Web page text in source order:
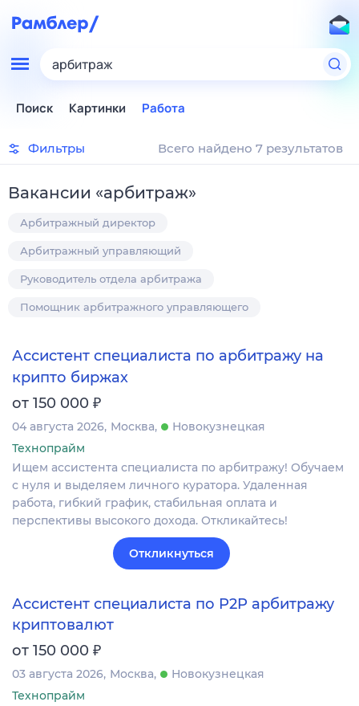
арбитраж
Поиск Картинки Работа
Фильтры Всего найдено 7 результатов
Вакансии «арбитраж»
Арбитражный директор
Арбитражный управляющий
Руководитель отдела арбитража
Помощник арбитражного управляющего
Ассистент специалиста по арбитражу на
крипто биржах
от 150 000 ₽
04 августа 2026 Москва
Новокузнецкая
Технопрайм
Ищем ассистента специалиста по арбитражу! Обучаем
с нуля и выделяем личного куратора. Удаленная
работа, гибкий график, стабильная оплата и
перспективы высокого дохода. Откликайтесь!
Откликнуться
Ассистент специалиста по P2P арбитражу
криптовалют
от 150 000 ₽
03 августа 2026 Москва
Новокузнецкая
Технопрайм